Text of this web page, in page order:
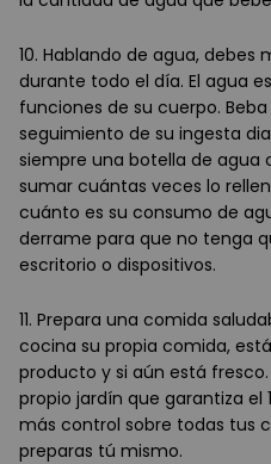
10. Hablando de agua,
durante todo el día. El agua
funciones de su cuerpo.
seguimiento de su ingesta
siempre una botella de agua
sumar cuántas veces lo
cuánto es su consumo de
derrame para que no tenga
escritorio o dispositivos.
11. Prepara una comida
cocina su propia comida,
producto y si aún está
propio jardín que garantiza el
más control sobre todas tus
preparas tú mismo.